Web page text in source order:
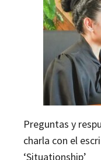
Preguntas y
charla con el
‘Situationship’